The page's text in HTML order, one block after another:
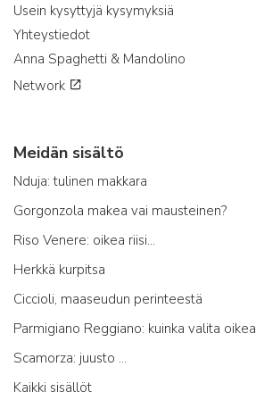
Usein kysyttyjä kysymyksiä
Yhteystiedot
Anna Spaghetti & Mandolino
Network
Meidän sisältö
Nduja: tulinen makkara
Gorgonzola makea vai mausteinen?
Riso Venere: oikea riisi...
Herkkä kurpitsa
Ciccioli, maaseudun perinteestä
Parmigiano Reggiano: kuinka valita oikea
Scamorza: juusto ...
Kaikki sisällöt